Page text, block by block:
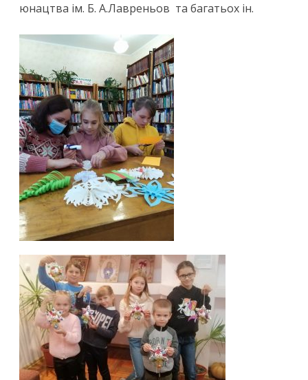
юнацтва ім. Б. А.Лавреньов та багатьох ін.